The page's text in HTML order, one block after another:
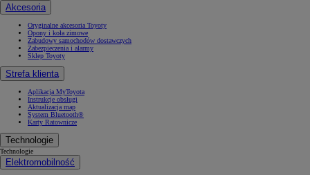
Akcesoria
Oryginalne akcesoria Toyoty
Opony i koła zimowe
Zabudowy samochodów dostawczych
Zabezpieczenia i alarmy
Sklep Toyoty
Strefa klienta
Aplikacja MyToyota
Instrukcje obsługi
Aktualizacja map
System Bluetooth®
Karty Ratownicze
Technologie
Technologie
Elektromobilność